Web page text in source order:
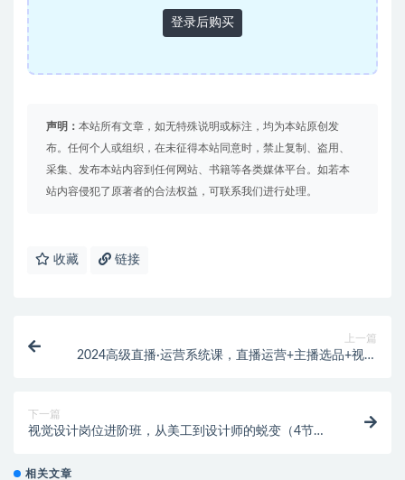
登录后购买
声明： 本站所有文章，如无特殊说明或标注，均为本站原创发
布。任何个人或组织，在未征得本站同意时，禁止复制、盗用、
采集、发布本站内容到任何网站、书籍等各类媒体平台。如若本
站内容侵犯了原著者的合法权益，可联系我们进行处理。
收藏 链接
上一篇
2024高级直播·运营系统课，直播运营+主播选品+视频
下一篇
视觉设计岗位进阶班，从美工到设计师的蜕变（4节视
相关文章